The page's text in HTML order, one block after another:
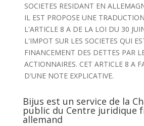
SOCIETES RESIDANT EN
IL EST PROPOSE UNE
L'ARTICLE 8 A DE LA LOI DU 30
L'IMPOT SUR LES SOCIETES QUI
FINANCEMENT DES DETTES PAR
ACTIONNAIRES. CET ARTICLE 8 A
D'UNE NOTE EXPLICATIVE.
Bijus est un service de la
public du Centre juridique
allemand